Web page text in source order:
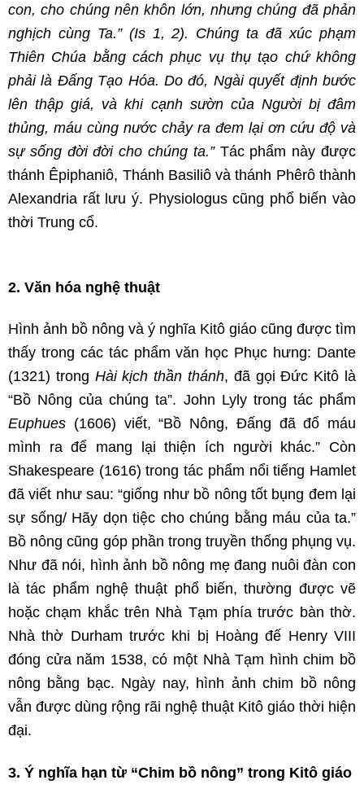
con, cho chúng nên khôn lớn, nhưng chúng đã phản
nghịch cùng Ta.” (Is 1, 2). Chúng ta đã xúc phạm
Thiên Chúa bằng cách phục vụ thụ tạo chứ không
phải là Đấng Tạo Hóa. Do đó, Ngài quyết định bước
lên thập giá, và khi cạnh sườn của Người bị đâm
thủng, máu cùng nước chảy ra đem lại ơn cứu độ và
sự sống đời đời cho chúng ta.”Tác phẩm này được
thánh Êpiphaniô, Thánh Basiliô và thánh Phêrô thành
Alexandria rất lưu ý. Physiologus cũng phổ biến vào
thời Trung cổ.
2. Văn hóa nghệ thuật
Hình ảnh bồ nông và ý nghĩa Kitô giáo cũng được tìm
thấy trong các tác phẩm văn học Phục hưng: Dante
(1321) trong Hài kịch thần thánh, đã gọi Đức Kitô là
“Bồ Nông của chúng ta”. John Lyly trong tác phẩm
Euphues (1606) viết, “Bồ Nông, Đấng đã đổ máu
mình ra để mang lại thiện ích người khác.” Còn
Shakespeare (1616) trong tác phẩm nổi tiếng Hamlet
đã viết như sau: “giống như bồ nông tốt bụng đem lại
sự sống/ Hãy dọn tiệc cho chúng bằng máu của ta.”
Bồ nông cũng góp phần trong truyền thống phụng vụ.
Như đã nói, hình ảnh bồ nông mẹ đang nuôi đàn con
là tác phẩm nghệ thuật phổ biến, thường được vẽ
hoặc chạm khắc trên Nhà Tạm phía trước bàn thờ.
Nhà thờ Durham trước khi bị Hoàng đế Henry VIII
đóng cửa năm 1538, có một Nhà Tạm hình chim bồ
nông bằng bạc. Ngày nay, hình ảnh chim bồ nông
vẫn được dùng rộng rãi nghệ thuật Kitô giáo thời hiện
đại.
3. Ý nghĩa hạn từ “Chim bồ nông” trong Kitô giáo